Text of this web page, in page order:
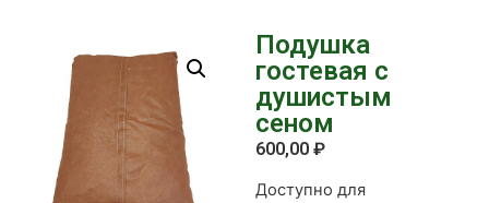
Подушка
гостевая с
душистым
сеном
600,00 ₽
Доступно для